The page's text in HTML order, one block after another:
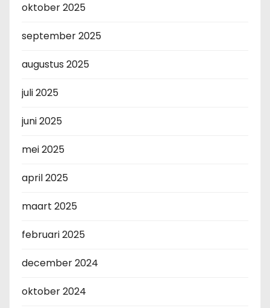
oktober 2025
september 2025
augustus 2025
juli 2025
juni 2025
mei 2025
april 2025
maart 2025
februari 2025
december 2024
oktober 2024